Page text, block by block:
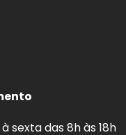
sexta das 8h às 18h